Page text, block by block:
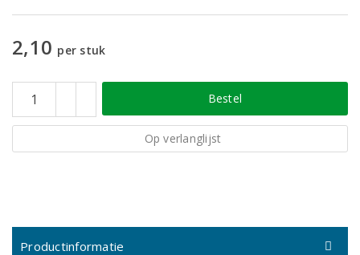
2,10 per stuk
Bestel
Op verlanglijst
Productinformatie